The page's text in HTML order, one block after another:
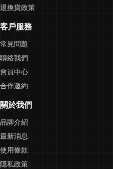
退換貨政策
客戶服務
常見問題
聯絡我們
會員中心
合作邀約
關於我們
品牌介紹
最新消息
使用條款
隱私政策